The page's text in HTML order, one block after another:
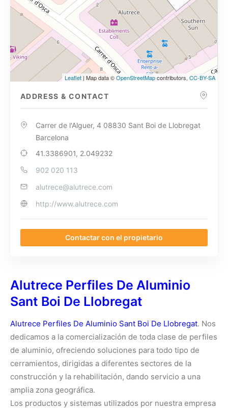
Leaflet | Map data ©OpenStreetMapcontributors, CC-BY-SA
ADDRESS & CONTACT
Carrer de l'Alguer, 4 08830 Sant Boi de Llobregat
Barcelona
41.3386901, 2.049232
902 020 113
alutrece@alutrece.com
http://www.alutrece.com
Contactar con el propietario
Alutrece Perfiles De Aluminio
Sant Boi De Llobregat
Alutrece Perfiles De Aluminio Sant Boi De Llobregat. Nos
dedicamos a la comercialización de toda clase de perfiles
de aluminio, ofreciendo soluciones para todo tipo de
cerramientos, dirigidas a diferentes sectores de la
construcción y la rehabilitación, dando servicio a una
amplia zona geográfica.
Los productos y sistemas utilizados por nuestra empresa